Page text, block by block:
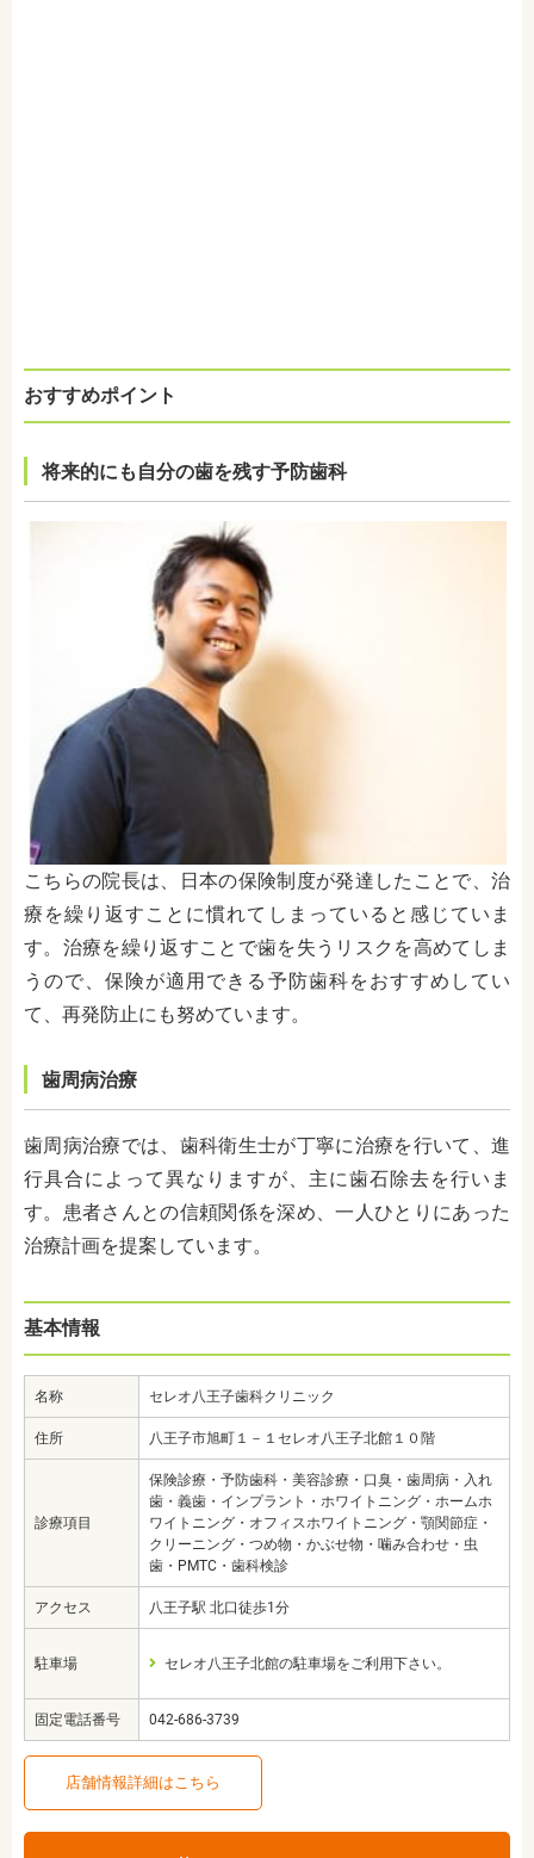
おすすめポイント
将来的にも自分の歯を残す予防歯科
こちらの院長は、日本の保険制度が発達したことで、治
療を繰り返すことに慣れてしまっていると感じていま
す。治療を繰り返すことで歯を失うリスクを高めてしま
うので、保険が適用できる予防歯科をおすすめしてい
て、再発防止にも努めています。
歯周病治療
歯周病治療では、歯科衛生士が丁寧に治療を行いて、進
行具合によって異なりますが、主に歯石除去を行いま
す。患者さんとの信頼関係を深め、一人ひとりにあった
治療計画を提案しています。
基本情報
名称 セレオ八王子歯科クリニック
住所 八王子市旭町１－１セレオ八王子北館１０階
診療項目
保険診療・予防歯科・美容診療・口臭・歯周病・入れ
歯・義歯・インプラント・ホワイトニング・ホームホ
ワイトニング・オフィスホワイトニング・顎関節症・
クリーニング・つめ物・かぶせ物・噛み合わせ・虫
歯・PMTC・歯科検診
アクセス 八王子駅 北口徒歩1分
駐車場 セレオ八王子北館の駐車場をご利用下さい。
固定電話番号 042-686-3739
店舗情報詳細はこちら